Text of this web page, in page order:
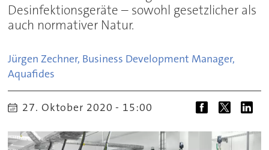
Desinfektionsgeräte – sowohl gesetzlicher als
auch normativer Natur.
Jürgen Zechner, Business Development Manager,
Aquafides
27. Oktober 2020 - 15:00